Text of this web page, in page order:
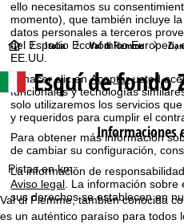
ello necesitamos su
momento), que también incluye
datos personales a terceros
del Espacio Económico Europeo,
EE.UU.
Al hacer clic enAceptarusted
funcionales y tecnologías
solo utilizaremos los servicios
y requeridos para cumplir el
Para obtener más información
de cambiar su configuración,
La información de
Aviso legal . La información
sus derechos se establecen en
P
á
g
i
n
Italia Val di Fiemme
Esquí de fondo
Informaciones
Pistas en km:
Val di Fiemme, también conocida
es un auténtico paraíso para todos